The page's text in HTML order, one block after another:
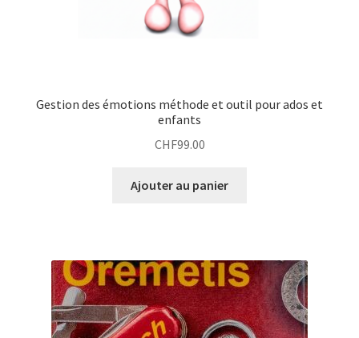
Gestion des émotions méthode et outil pour ados et
enfants
CHF99.00
Ajouter au panier